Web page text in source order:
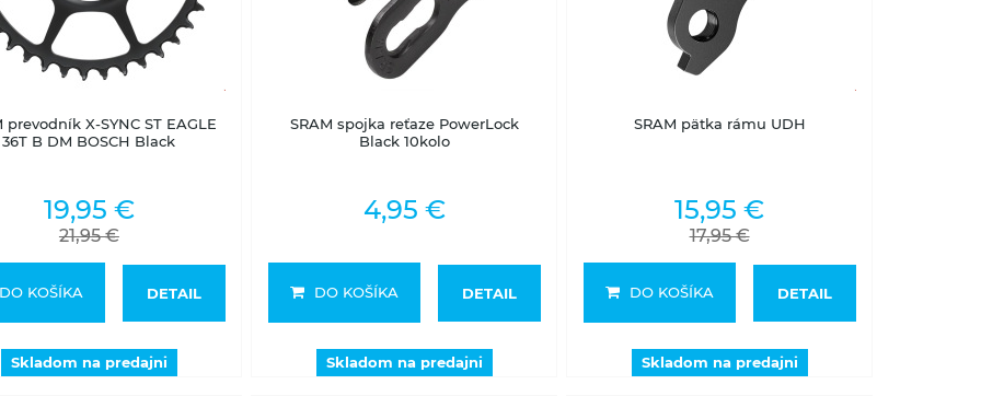
Skladom na predajni
prevodník X-SYNC ST EAGLE
36T B DM BOSCH Black
19,95 €
21,95 €
KOŠÍKA DETAIL
Skladom na predajni
Skladom na predajni
SRAM spojka reťaze PowerLock
Black 10kolo
4,95 €
DO KOŠÍKA DETAIL
Skladom na predajni
Skladom na predajni
SRAM pätka rámu UDH
15,95 €
17,95 €
DO KOŠÍKA DETAIL
Skladom na predajni